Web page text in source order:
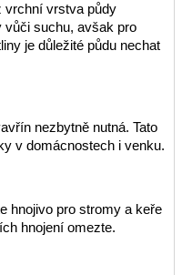
vrchní vrstva půdy
vůči suchu, avšak pro
je důležité půdu nechat
nezbytně nutná. Tato
v domácnostech i venku.
hnojivo pro stromy a keře
hnojení omezte.